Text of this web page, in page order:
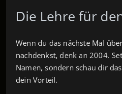
Die Lehre für
Wenn du das nächste Mal
nachdenkst, denk an 2004.
Namen, sondern schau dir
dein Vorteil.